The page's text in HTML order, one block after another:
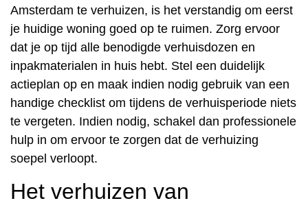
Amsterdam te verhuizen, is het verstandig om eerst
je huidige woning goed op te ruimen. Zorg ervoor
dat je op tijd alle benodigde verhuisdozen en
inpakmaterialen in huis hebt. Stel een duidelijk
actieplan op en maak indien nodig gebruik van een
handige checklist om tijdens de verhuisperiode niets
te vergeten. Indien nodig, schakel dan professionele
hulp in om ervoor te zorgen dat de verhuizing
soepel verloopt.
Het verhuizen van